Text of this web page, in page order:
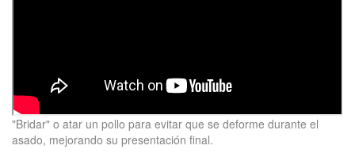
"Bridar" o atar un pollo para evitar que se deforme durante el
asado, mejorando su presentación final.